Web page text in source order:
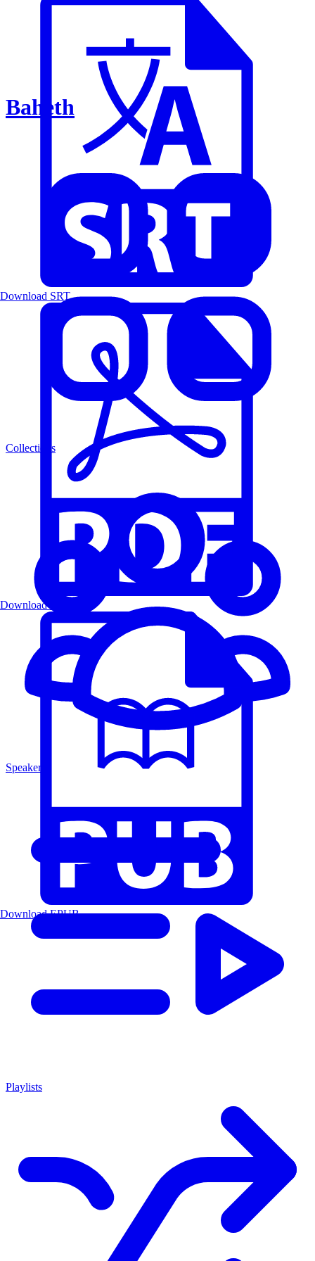
Baheth
Collections
Speakers
Playlists
Download SRT
Download PDF
Download EPUB